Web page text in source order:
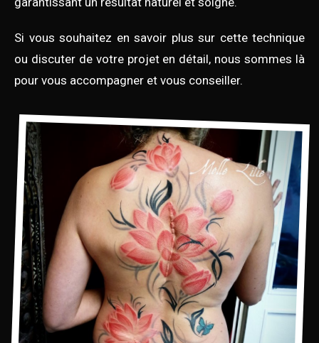
Si vous souhaitez en savoir plus sur cette technique
ou discuter de votre projet en détail, nous sommes là
pour vous accompagner et vous conseiller.